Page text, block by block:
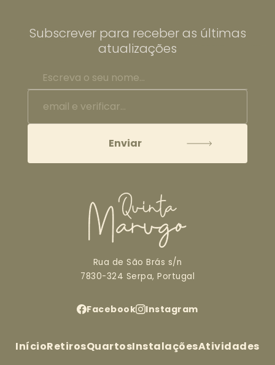
Subscrever para receber as últimas
atualizações
Rua de São Brás s/n
7830-324 Serpa, Portugal
Facebook Instagram
InícioRetirosQuartosInstalaçõesAtividades